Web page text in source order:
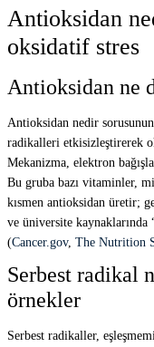
Antioksidan
oksidatif stres
Antioksidan ne
Antioksidan nedir
radikalleri etkisizleştirerek
Mekanizma, elektron
Bu gruba bazı vitaminler,
kısmen antioksidan üretir;
ve üniversite kaynaklarında
(Cancer.gov, The Nutrition
Serbest radikal
örnekler
Serbest radikaller,